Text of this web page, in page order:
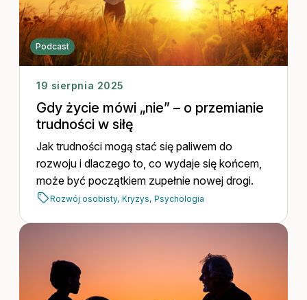
Podcast
19 sierpnia 2025
Gdy życie mówi „nie” – o przemianie
trudności w siłę
Jak trudności mogą stać się paliwem do
rozwoju i dlaczego to, co wydaje się końcem,
może być początkiem zupełnie nowej drogi.
Rozwój osobisty, Kryzys, Psychologia